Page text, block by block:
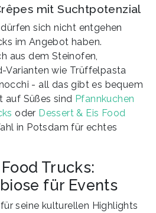
mit Suchtpotenzial
sich nicht entgehen
im Angebot haben.
aus dem Steinofen,
Varianten wie Trüffelpasta
- all das gibt es bequem
auf Süßes sind Pfannkuchen
oder Dessert & Eis Food
in Potsdam für echtes
Trucks:
für Events
seine kulturellen Highlights